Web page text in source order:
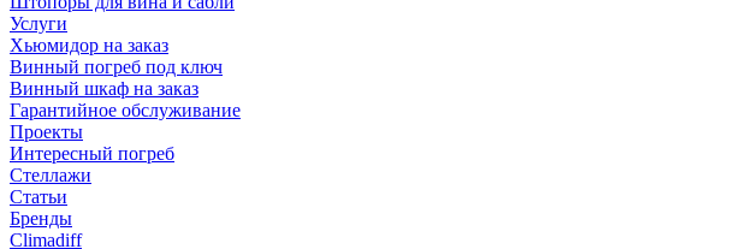
Услуги
Хьюмидор на заказ
Винный погреб под ключ
Винный шкаф на заказ
Гарантийное обслуживание
Проекты
Интересный погреб
Стеллажи
Статьи
Бренды
Climadiff